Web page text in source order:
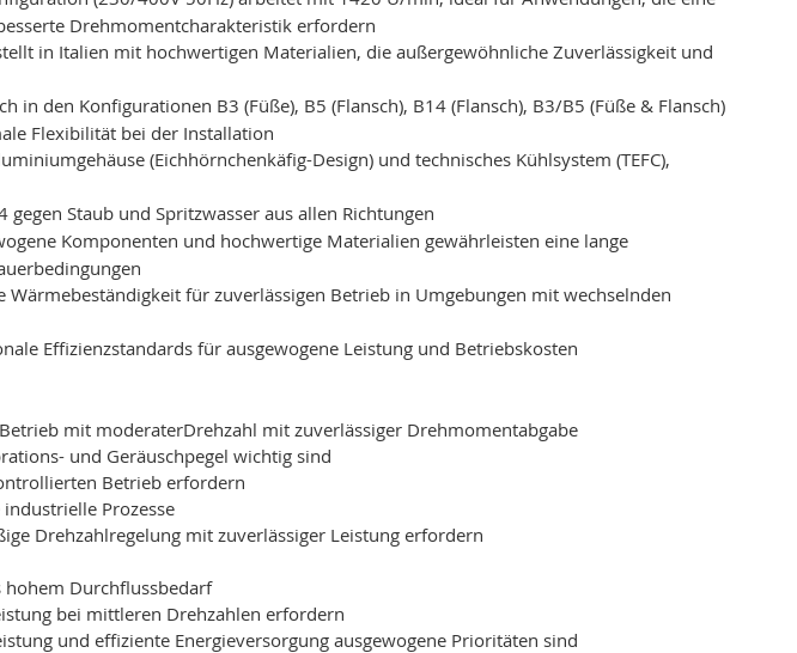
Drehmomentcharakteristik erfordern
in Italien mit hochwertigen Materialien, die außergewöhnliche Zuverlässigkeit und
in den Konfigurationen B3 (Füße), B5 (Flansch), B14 (Flansch), B3/B5 (Füße & Flansch)
Flexibilität bei der Installation
(Eichhörnchenkäfig-Design) und technisches Kühlsystem (TEFC),
gegen Staub und Spritzwasser aus allen Richtungen
Komponenten und hochwertige Materialien gewährleisten eine lange
Wärmebeständigkeit für zuverlässigen Betrieb in Umgebungen mit wechselnden
Effizienzstandards für ausgewogene Leistung und Betriebskosten
mit moderaterDrehzahl mit zuverlässiger Drehmomentabgabe
und Geräuschpegel wichtig sind
Betrieb erfordern
Prozesse
Drehzahlregelung mit zuverlässiger Leistung erfordern
Durchflussbedarf
bei mittleren Drehzahlen erfordern
und effiziente Energieversorgung ausgewogene Prioritäten sind